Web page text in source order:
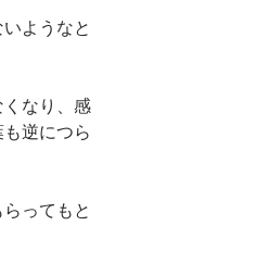
ようなと
なり、感
逆につら
ってもと